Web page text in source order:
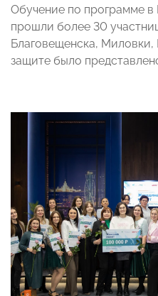
Обучение по программе
прошли более 30
Благовещенска,
защите было